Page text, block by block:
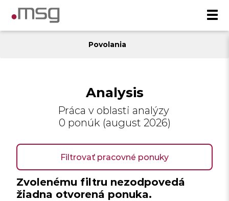
Povolania
Analysis
Práca v oblasti analýzy
0 ponúk (august 2026)
Filtrovať pracovné ponuky
Zvolenému filtru nezodpovedá
žiadna otvorená ponuka.